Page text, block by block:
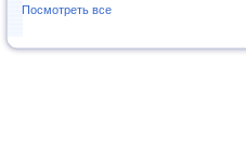
Посмотреть все